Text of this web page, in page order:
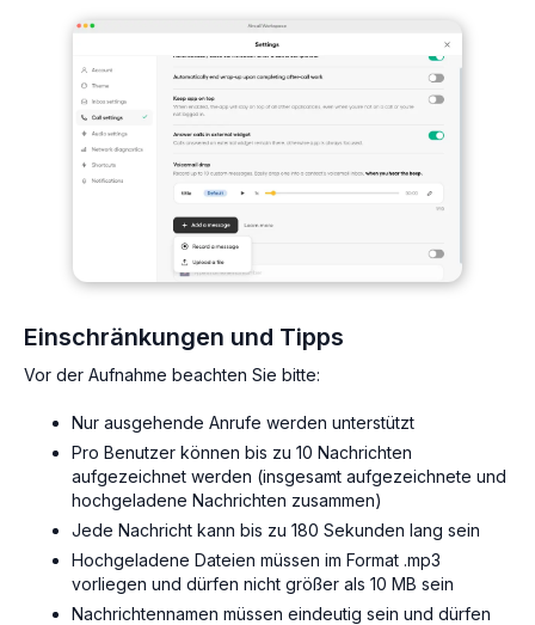
Einschränkungen und Tipps
Vor der Aufnahme beachten Sie bitte:
Nur ausgehende Anrufe werden unterstützt
Pro Benutzer können bis zu 10 Nachrichten
aufgezeichnet werden (insgesamt aufgezeichnete und
hochgeladene Nachrichten zusammen)
Jede Nachricht kann bis zu 180 Sekunden lang sein
Hochgeladene Dateien müssen im Format .mp3
vorliegen und dürfen nicht größer als 10 MB sein
Nachrichtennamen müssen eindeutig sein und dürfen